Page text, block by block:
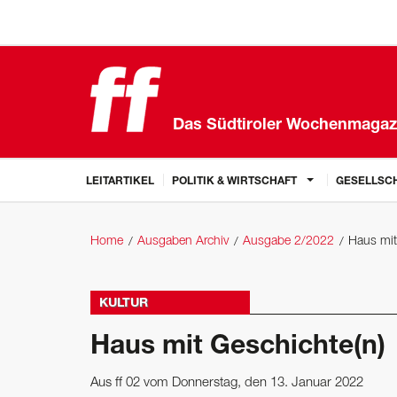
Das Südtiroler
LEITARTIKEL POLITIK & WIRTSCHAFT
Home Ausgaben Archiv Ausgabe 2/2022 Haus
KULTUR
Haus mit Geschichte(n)
Aus ff 02 vom Donnerstag, den 13. Januar 2022